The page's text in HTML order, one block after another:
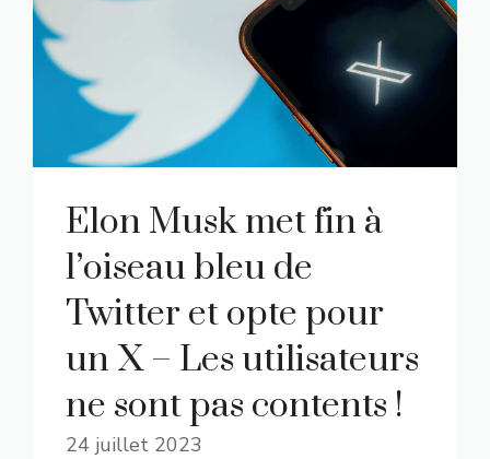
Elon Musk met fin à
l’oiseau bleu de
Twitter et opte pour
un X – Les utilisateurs
ne sont pas contents !
24 juillet 2023